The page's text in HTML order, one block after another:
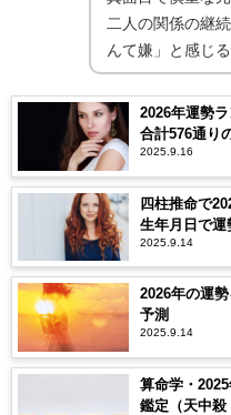
二人の関係の継
んて嫌」と感じ
2026年運勢
合計576通り
2025.9.16
四柱推命で
生年月日で運
2025.9.14
2026年の運
予測
2025.9.14
算命学・
鑑定（天中殺